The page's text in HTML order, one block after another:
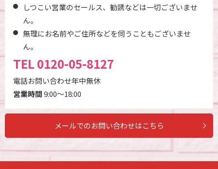
しつこい営業のセールス、勧誘などは一切ございませ
ん。
無理にお名前やご住所などを伺うこともございませ
ん。
TEL 0120-05-8127
電話お問い合わせ年中無休
営業時間9:00～18:00
メールでのお問い合わせはこちら